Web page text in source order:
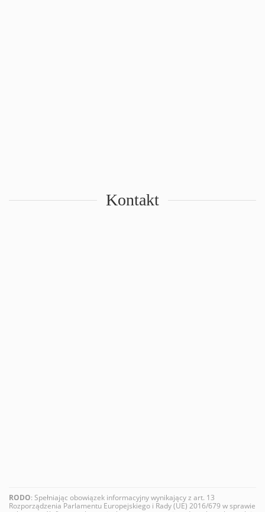
Kontakt
RODO: Spełniając obowiązek informacyjny wynikający z art. 13
Rozporządzenia Parlamentu Europejskiego i Rady (UE) 2016/679 w sprawie